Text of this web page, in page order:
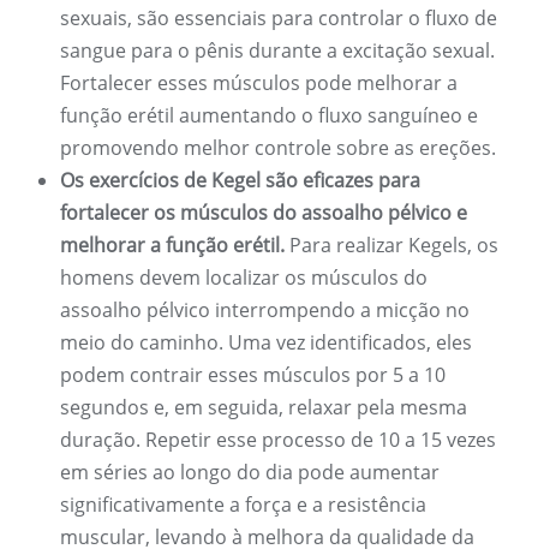
sexuais, são essenciais para controlar o fluxo de
sangue para o pênis durante a excitação sexual.
Fortalecer esses músculos pode melhorar a
função erétil aumentando o fluxo sanguíneo e
promovendo melhor controle sobre as ereções.
Os exercícios de Kegel são eficazes para
fortalecer os músculos do assoalho pélvico e
melhorar a função erétil. Para realizar Kegels, os
homens devem localizar os músculos do
assoalho pélvico interrompendo a micção no
meio do caminho. Uma vez identificados, eles
podem contrair esses músculos por 5 a 10
segundos e, em seguida, relaxar pela mesma
duração. Repetir esse processo de 10 a 15 vezes
em séries ao longo do dia pode aumentar
significativamente a força e a resistência
muscular, levando à melhora da qualidade da